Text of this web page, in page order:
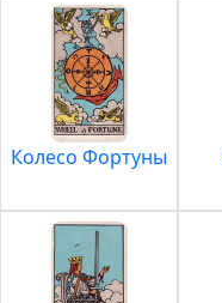
Колесо Фортуны